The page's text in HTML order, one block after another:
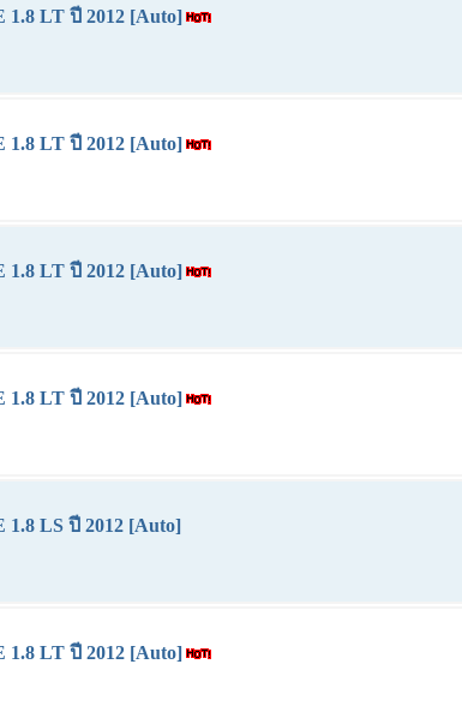
LT ปี 2012 [Auto]
LT ปี 2012 [Auto]
LT ปี 2012 [Auto]
LT ปี 2012 [Auto]
LS ปี 2012 [Auto]
LT ปี 2012 [Auto]